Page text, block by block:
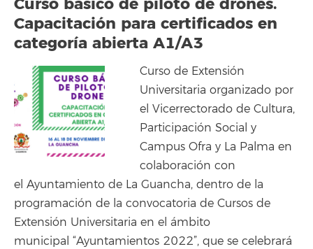
Capacitación para certificados en
categoría abierta A1/A3
Curso de Extensión
Universitaria organizado por
el Vicerrectorado de Cultura,
Participación Social y
Campus Ofra y La Palma en
colaboración con
el Ayuntamiento de La Guancha, dentro de la
programación de la convocatoria de Cursos de
Extensión Universitaria en el ámbito
municipal “Ayuntamientos 2022”, que se celebrará